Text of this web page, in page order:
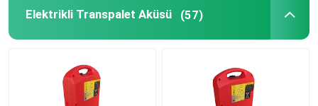
Elektrikli Transpalet Aküsü (57)